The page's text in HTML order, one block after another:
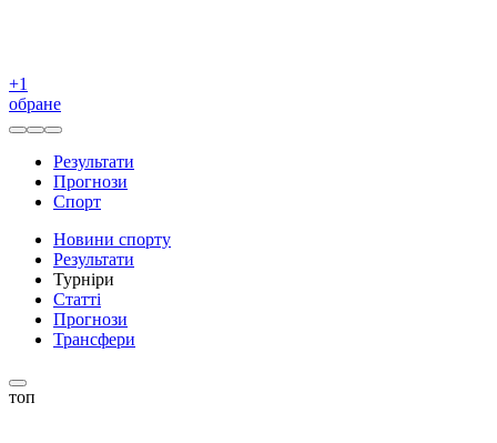
+1
обране
Результати
Прогнози
Спорт
Новини спорту
Результати
Турніри
Статті
Прогнози
Трансфери
топ